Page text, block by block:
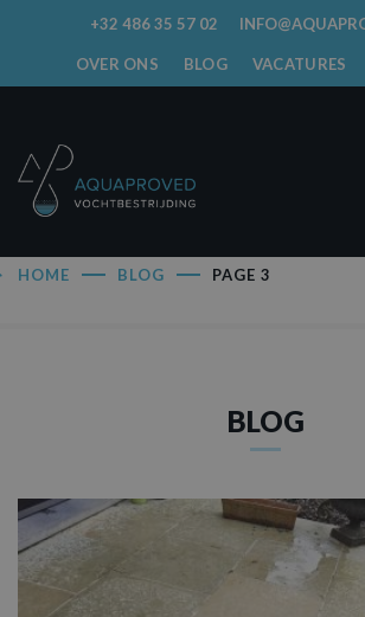
+32 486 35 57 02
OVER ONS BLOG VACATURES
HOME BLOG PAGE 3
BLOG